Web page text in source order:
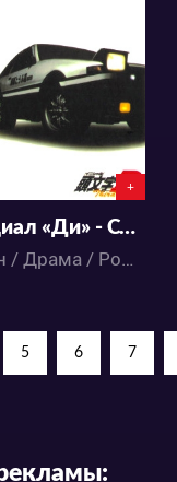
4 14
+
Инициал «Ди» - Стадия третья
Экшен / Драма / Романтика / Спорт / Сёнэн / Аниме
5 6 7